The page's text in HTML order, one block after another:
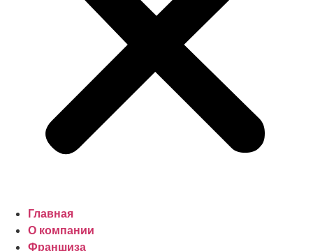
Главная
О компании
Франшиза